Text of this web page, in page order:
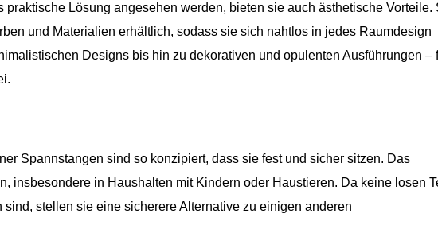
praktische Lösung angesehen werden, bieten sie auch ästhetische Vorteile.
und Materialien erhältlich, sodass sie sich nahtlos in jedes Raumdesign
Designs bis hin zu dekorativen und opulenten Ausführungen –
Spannstangen sind so konzipiert, dass sie fest und sicher sitzen. Das
insbesondere in Haushalten mit Kindern oder Haustieren. Da keine losen
stellen sie eine sicherere Alternative zu einigen anderen